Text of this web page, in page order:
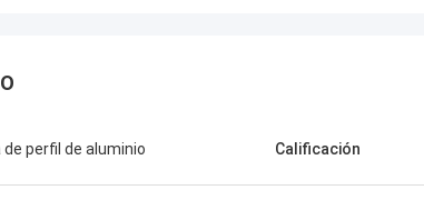
de perfil de aluminio Calificación